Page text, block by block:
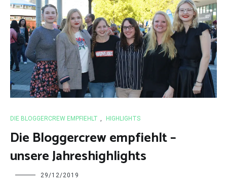
DIE BLOGGERCREW EMPFIEHLT , HIGHLIGHTS
Die Bloggercrew empfiehlt –
unsere Jahreshighlights
Charline 29/12/2019